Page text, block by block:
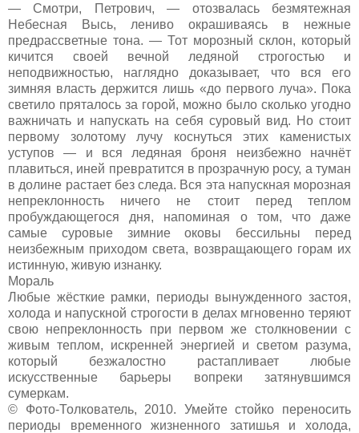
— Смотри, Петрович, — отозвалась безмятежная
Небесная Высь, лениво окрашиваясь в нежные
предрассветные тона. — Тот морозный склон, который
кичится своей вечной ледяной строгостью и
неподвижностью, наглядно доказывает, что вся его
зимняя власть держится лишь «до первого луча». Пока
светило пряталось за горой, можно было сколько угодно
важничать и напускать на себя суровый вид. Но стоит
первому золотому лучу коснуться этих каменистых
уступов — и вся ледяная броня неизбежно начнёт
плавиться, иней превратится в прозрачную росу, а туман
в долине растает без следа. Вся эта напускная морозная
непреклонность ничего не стоит перед теплом
пробуждающегося дня, напоминая о том, что даже
самые суровые зимние оковы бессильны перед
неизбежным приходом света, возвращающего горам их
истинную, живую изнанку.
Мораль
Любые жёсткие рамки, периоды вынужденного застоя,
холода и напускной строгости в делах мгновенно теряют
свою непреклонность при первом же столкновении с
живым теплом, искренней энергией и светом разума,
который безжалостно растапливает любые
искусственные барьеры вопреки затянувшимся
сумеркам.
© Фото-Толкователь, 2010. Умейте стойко переносить
периоды временного жизненного затишья и холода,